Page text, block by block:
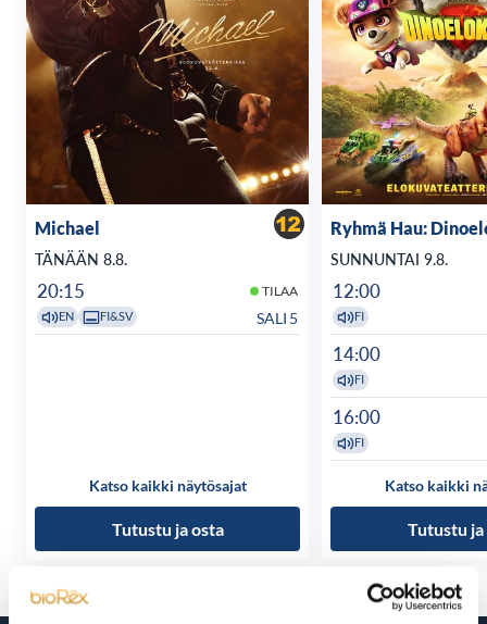
Michael
TÄNÄÄN 8.8.
20:15 TILAA
EN FI&SV SALI 5
Katso kaikki näytösajat
Tutustu ja osta
Ryhmä Hau:
SUNNUNTAI 9.8.
12:00
FI
14:00
FI
16:00
FI
Katso kaikki
Tutustu ja